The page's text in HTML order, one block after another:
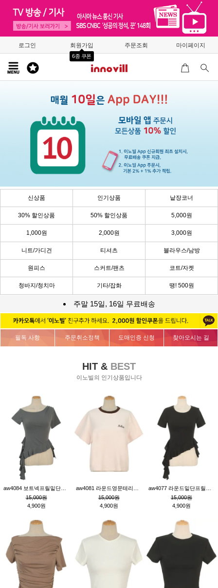
로그인 회원가입
6종 쿠폰
주문조회 마이페이지
신상품 인기상품 낱장코너
30% 할인상품 50% 할인상품 5,000원
1,000원 2,000원 3,000원
니트/가디건 티셔츠 블라우스/남방
원피스 스커트/팬츠 코트/자켓
청바지/청치마 기타/잡화 땡! 500원
주말 15일, 16일 무료배송
필독 사항 주문취소정책 도매인증 신청 찾아오시는 길
HIT & BEST
이노빌의 인기상품입니다
15,000원
4,900원
15,000원
4,900원
15,000원
4,900원